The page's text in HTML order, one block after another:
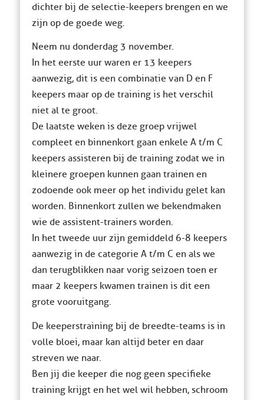
dichter bij de selectie-keepers brengen en we
zijn op de goede weg.
Neem nu donderdag 3 november.
In het eerste uur waren er 13 keepers
aanwezig, dit is een combinatie van D en F
keepers maar op de training is het verschil
niet al te groot.
De laatste weken is deze groep vrijwel
compleet en binnenkort gaan enkele A t/m C
keepers assisteren bij de training zodat we in
kleinere groepen kunnen gaan trainen en
zodoende ook meer op het individu gelet kan
worden. Binnenkort zullen we bekendmaken
wie de assistent-trainers worden.
In het tweede uur zijn gemiddeld 6-8 keepers
aanwezig in de categorie A t/m C en als we
dan terugblikken naar vorig seizoen toen er
maar 2 keepers kwamen trainen is dit een
grote vooruitgang.
De keeperstraining bij de breedte-teams is in
volle bloei, maar kan altijd beter en daar
streven we naar.
Ben jij die keeper die nog geen specifieke
training krijgt en het wel wil hebben, schroom